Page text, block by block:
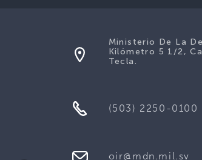
Ministerio De La
Kilómetro 5 1/2,
Tecla.
(503) 2250-0100
oir@mdn.mil.sv